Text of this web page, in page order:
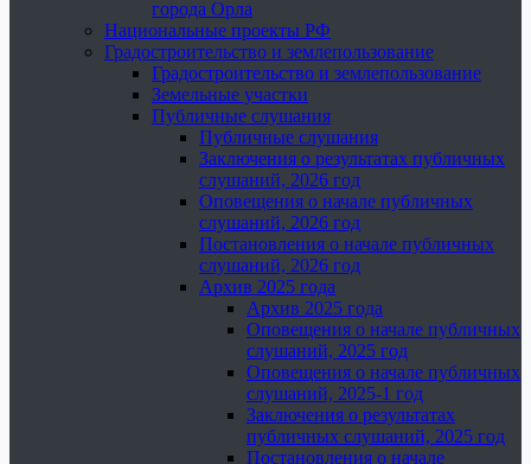
города Орла
Национальные проекты РФ
Градостроительство и землепользование
Градостроительство и землепользование
Земельные участки
Публичные слушания
Публичные слушания
Заключения о результатах публичных
слушаний, 2026 год
Оповещения о начале публичных
слушаний, 2026 год
Постановления о начале публичных
слушаний, 2026 год
Архив 2025 года
Архив 2025 года
Оповещения о начале публичных
слушаний, 2025 год
Оповещения о начале публичных
слушаний, 2025-1 год
Заключения о результатах
публичных слушаний, 2025 год
Постановления о начале